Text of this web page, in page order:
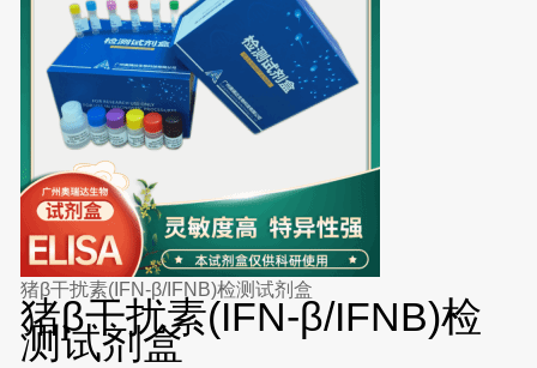
猪β干扰素(IFN-β/IFNB)检测试剂盒
猪β干扰素(IFN-β/IFNB)检
测试剂盒